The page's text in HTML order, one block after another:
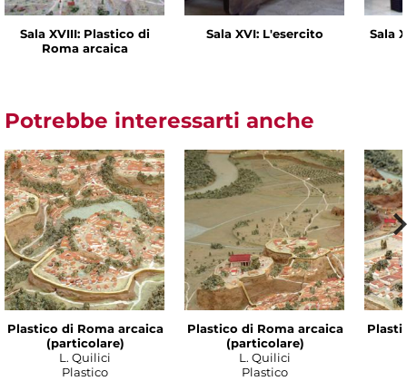
Sala XVIII: Plastico di
Roma arcaica
Sala XVI: L'esercito Sala
Potrebbe interessarti anche
Plastico di Roma arcaica
(particolare)
L. Quilici
Plastico
Plastico di Roma arcaica
(particolare)
L. Quilici
Plastico